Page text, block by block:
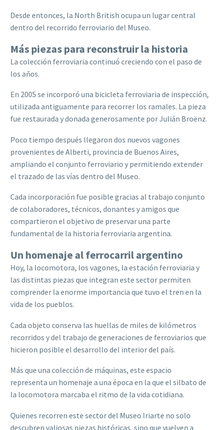
Desde entonces, la North British ocupa un lugar central
dentro del recorrido ferroviario del Museo.
Más piezas para reconstruir la historia
La colección ferroviaria continuó creciendo con el paso de
los años.
En 2005 se incorporó una bicicleta ferroviaria de inspección,
utilizada antiguamente para recorrer los ramales. La pieza
fue restaurada y donada generosamente por Julián Broënz.
Poco tiempo después llegaron dos nuevos vagones
provenientes de Alberti, provincia de Buenos Aires,
ampliando el conjunto ferroviario y permitiendo extender
el trazado de las vías dentro del Museo.
Cada incorporación fue posible gracias al trabajo conjunto
de colaboradores, técnicos, donantes y amigos que
compartieron el objetivo de preservar una parte
fundamental de la historia ferroviaria argentina.
Un homenaje al ferrocarril argentino
Hoy, la locomotora, los vagones, la estación ferroviaria y
las distintas piezas que integran este sector permiten
comprender la enorme importancia que tuvo el tren en la
vida de los pueblos.
Cada objeto conserva las huellas de miles de kilómetros
recorridos y del trabajo de generaciones de ferroviarios que
hicieron posible el desarrollo del interior del país.
Más que una colección de máquinas, este espacio
representa un homenaje a una época en la que el silbato de
la locomotora marcaba el ritmo de la vida cotidiana.
Quienes recorren este sector del Museo Iriarte no solo
descubren valiosas piezas históricas, sino que vuelven a